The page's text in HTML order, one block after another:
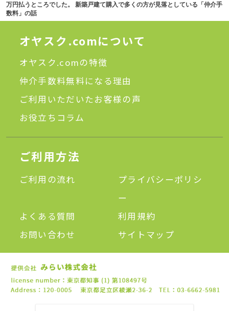
万円払うところでした。 新築戸建て購入で多くの方が見落としている「仲介手
数料」の話
オヤスク.comについて
オヤスク.comの特徴
仲介手数料無料になる理由
ご利用いただいたお客様の声
お役立ちコラム
ご利用方法
ご利用の流れ
プライバシーポリシ
ー
よくある質問
利用規約
お問い合わせ
サイトマップ